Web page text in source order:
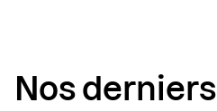
Nos derniers